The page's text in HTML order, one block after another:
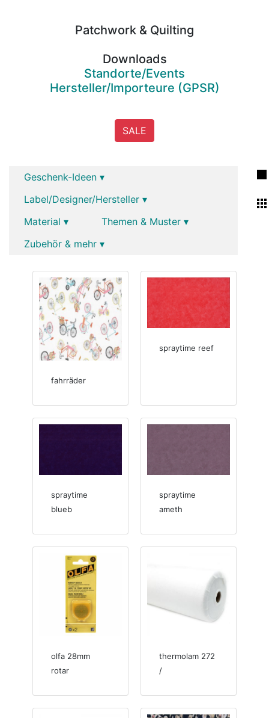
Patchwork & Quilting
Downloads
Standorte/Events
Hersteller/Importeure (GPSR)
SALE
Geschenk-Ideen ▾
Label/Designer/Hersteller ▾
Material ▾
Themen & Muster ▾
Zubehör & mehr ▾
fahrräder
spraytime reef
spraytime
blueb
spraytime
ameth
olfa 28mm
rotar
thermolam 272
/